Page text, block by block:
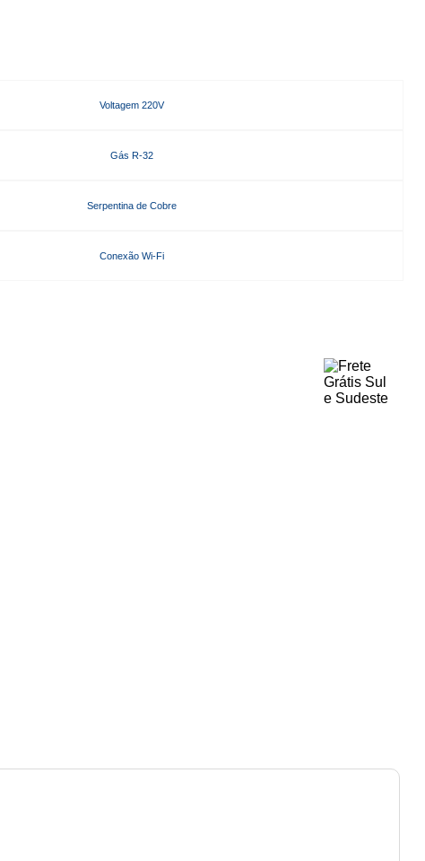
Voltagem 220V
Gás R-32
Serpentina de Cobre
Conexão Wi-Fi